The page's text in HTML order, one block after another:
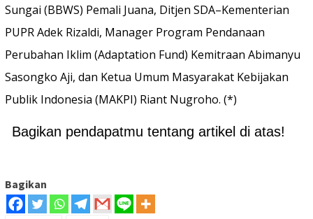
Sungai (BBWS) Pemali Juana, Ditjen SDA–Kementerian
PUPR Adek Rizaldi, Manager Program Pendanaan
Perubahan Iklim (Adaptation Fund) Kemitraan Abimanyu
Sasongko Aji, dan Ketua Umum Masyarakat Kebijakan
Publik Indonesia (MAKPI) Riant Nugroho. (*)
Bagikan pendapatmu tentang artikel di atas!
Bagikan